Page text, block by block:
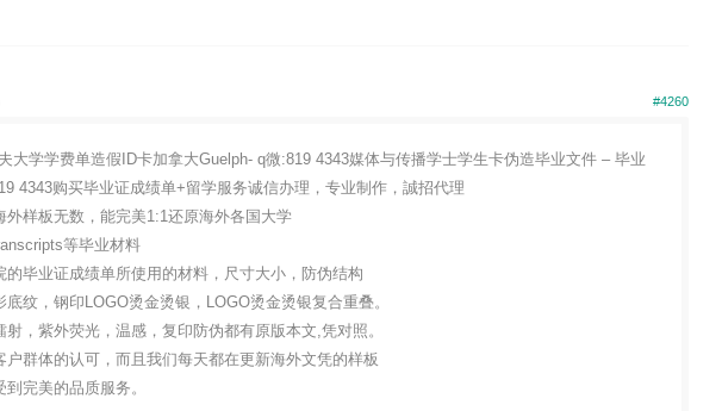
#4260
大学学费单造假ID卡加拿大Guelph- q微:819 4343媒体与传播学士学生卡伪造毕业文件 – 毕业
4343购买毕业证成绩单+留学服务诚信办理，专业制作，誠招代理
外样板无数，能完美1:1还原海外各国大学
等毕业材料
的毕业证成绩单所使用的材料，尺寸大小，防伪结构
纹，钢印LOGO烫金烫银，LOGO烫金烫银复合重叠。
，紫外荧光，温感，复印防伪都有原版本文,凭对照。
户群体的认可，而且我们每天都在更新海外文凭的样板
完美的品质服务。